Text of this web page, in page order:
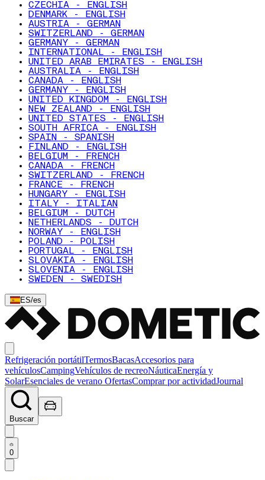
CZECHIA - ENGLISH
DENMARK - ENGLISH
AUSTRIA - GERMAN
SWITZERLAND - GERMAN
GERMANY - GERMAN
INTERNATIONAL - ENGLISH
UNITED ARAB EMIRATES - ENGLISH
AUSTRALIA - ENGLISH
CANADA - ENGLISH
GERMANY - ENGLISH
UNITED KINGDOM - ENGLISH
NEW ZEALAND - ENGLISH
UNITED STATES - ENGLISH
SOUTH AFRICA - ENGLISH
SPAIN - SPANISH
FINLAND - ENGLISH
BELGIUM - FRENCH
CANADA - FRENCH
SWITZERLAND - FRENCH
FRANCE - FRENCH
HUNGARY - ENGLISH
ITALY - ITALIAN
BELGIUM - DUTCH
NETHERLANDS - DUTCH
NORWAY - ENGLISH
POLAND - POLISH
PORTUGAL - ENGLISH
SLOVAKIA - ENGLISH
SLOVENIA - ENGLISH
SWEDEN - SWEDISH
ES/es
Refrigeración portátilTermosBacasAccesorios para
vehículosCampingVehículos de recreoNáuticaEnergía y
SolarEsenciales de verano OfertasComprar por actividadJournal
Buscar
0